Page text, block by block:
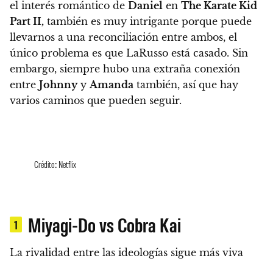
el interés romántico de Daniel en The Karate Kid
Part II, también es muy intrigante porque puede
llevarnos a una reconciliación entre ambos, el
único problema es que LaRusso está casado. Sin
embargo, siempre hubo una extraña conexión
entre Johnnyy Amanda también, así que hay
varios caminos que pueden seguir.
Crédito: Netflix
1 Miyagi-Do vs Cobra Kai
La rivalidad entre las ideologías sigue más viva